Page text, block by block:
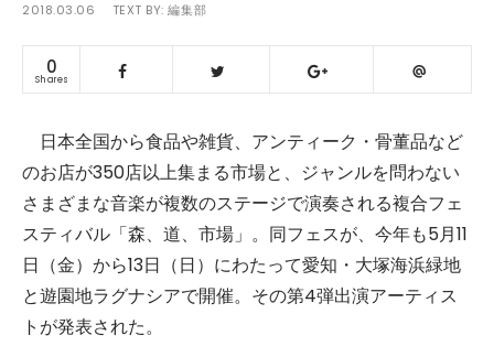
2018.03.06 TEXT BY:編集部
0
Shares
日本全国から食品や雑貨、アンティーク・骨董品など
のお店が350店以上集まる市場と、ジャンルを問わない
さまざまな音楽が複数のステージで演奏される複合フェ
スティバル「森、道、市場」。同フェスが、今年も5月11
日（金）から13日（日）にわたって愛知・大塚海浜緑地
と遊園地ラグナシアで開催。その第4弾出演アーティス
トが発表された。